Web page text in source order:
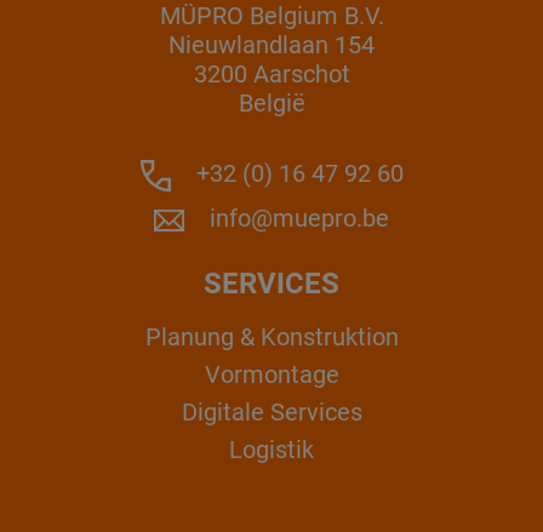
MÜPRO Belgium B.V.
Nieuwlandlaan 154
3200 Aarschot
België
+32 (0) 16 47 92 60
info@muepro.be
SERVICES
Planung & Konstruktion
Vormontage
Digitale Services
Logistik